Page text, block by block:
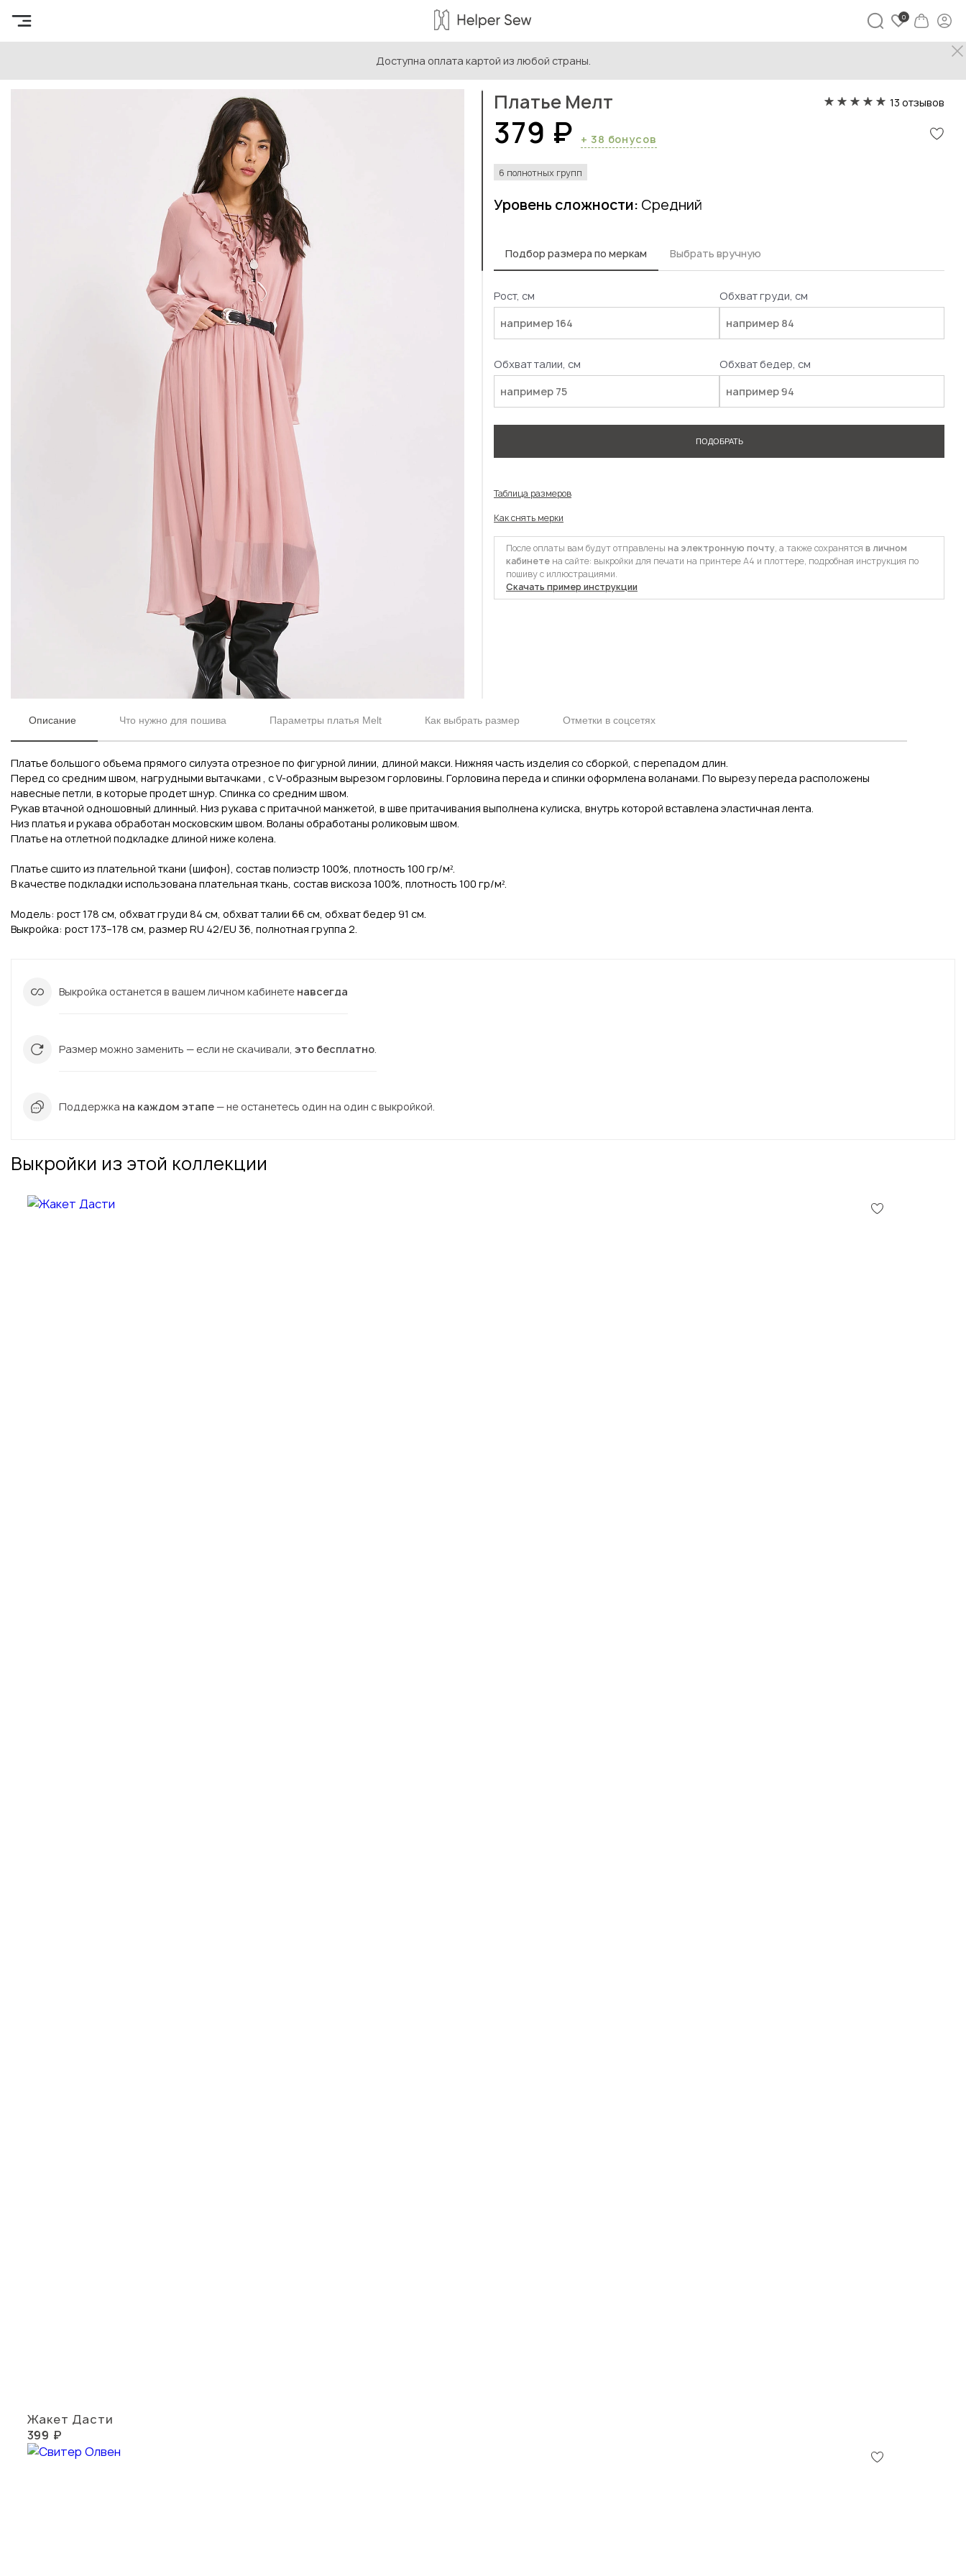
Доступна оплата картой из любой страны.
Выкройки женской одежды / Платье Мелт
Платье Мелт 13 отзывов
379 ₽ + 38 бонусов
6 полнотных групп
Уровень сложности: Средний
Подбор размера по меркам Выбрать вручную
Рост, см Обхват груди, см
Обхват талии, см Обхват бедер, см
ПОДОБРАТЬ
Таблица размеров
Как снять мерки
После оплаты вам будут отправлены на электронную почту, а также сохранятся в личном
кабинете на сайте: выкройки для печати на принтере А4 и плоттере, подробная инструкция по
пошиву с иллюстрациями.
Скачать пример инструкции
Описание Что нужно для пошива Параметры платья Melt Как выбрать размер Отметки в соцсетях
Платье большого объема прямого силуэта отрезное по фигурной линии, длиной макси. Нижняя часть изделия со сборкой, с перепадом длин.
Перед со средним швом, нагрудными вытачками , с V-образным вырезом горловины. Горловина переда и спинки оформлена воланами. По вырезу переда расположены
навесные петли, в которые продет шнур. Спинка со средним швом.
Рукав втачной одношовный длинный. Низ рукава с притачной манжетой, в шве притачивания выполнена кулиска, внутрь которой вставлена эластичная лента.
Низ платья и рукава обработан московским швом. Воланы обработаны роликовым швом.
Платье на отлетной подкладке длиной ниже колена.
Платье сшито из плательной ткани (шифон), состав полиэстр 100%, плотность 100 гр/м².
В качестве подкладки использована плательная ткань, состав вискоза 100%, плотность 100 гр/м².
Модель: рост 178 см, обхват груди 84 см, обхват талии 66 см, обхват бедер 91 см.
Выкройка: рост 173–178 см, размер RU 42/EU 36, полнотная группа 2.
Инстаграм
Выкройка останется в вашем личном кабинете навсегда
Размер можно заменить — если не скачивали, это бесплатно
Поддержка на каждом этапе — не останетесь один на один с выкройкой.
Выкройки из этой коллекции
Жакет Дасти
399 ₽